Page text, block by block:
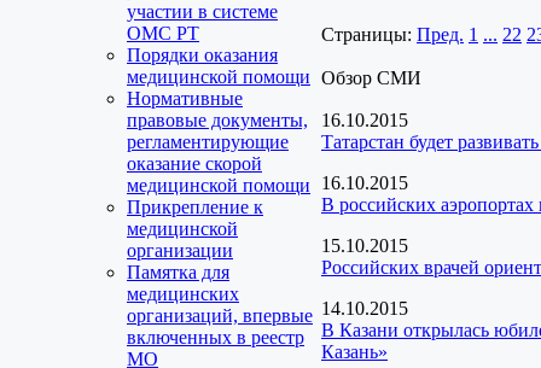
участии в системе
ОМС РТ
Порядки оказания
медицинской помощи
Нормативные
правовые документы,
регламентирующие
оказание скорой
медицинской помощи
Прикрепление к
медицинской
организации
Памятка для
медицинских
организаций, впервые
включенных в реестр
МО
Страницы: Пред. 1 ... 22
Обзор СМИ
16.10.2015
Татарстан будет
16.10.2015
В российских
15.10.2015
Российских врачей
14.10.2015
В Казани открылась
Казань»